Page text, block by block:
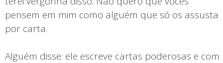
pensem em mim como alguém que só os assusta
por carta.
Alguém disse: ele escreve cartas poderosas e com